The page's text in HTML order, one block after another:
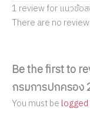
1 review for แนวข้อ
There are no
Be the first to
กรมการปกครอง
You must be logged